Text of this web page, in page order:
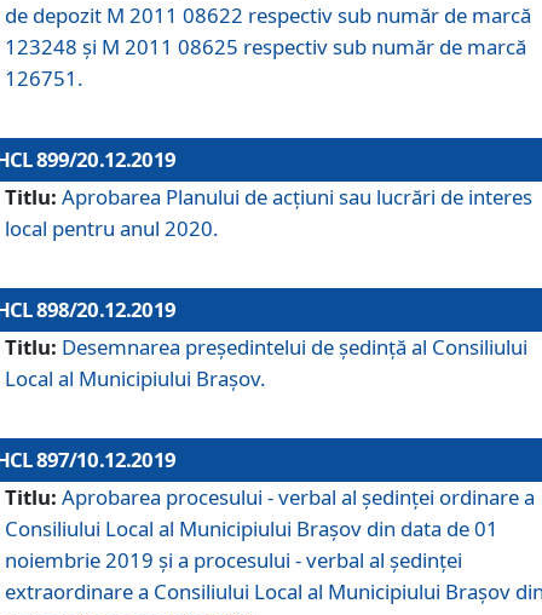
de depozit M 2011 08622 respectiv sub număr de marcă
123248 și M 2011 08625 respectiv sub număr de marcă
126751.
899/20.12.2019
Titlu: Aprobarea Planului de acţiuni sau lucrări de interes
local pentru anul 2020.
898/20.12.2019
Titlu: Desemnarea preşedintelui de şedinţă al Consiliului
Local al Municipiului Braşov.
897/10.12.2019
Titlu: Aprobarea procesului - verbal al şedinţei ordinare a
Consiliului Local al Municipiului Brașov din data de 01
noiembrie 2019 și a procesului - verbal al ședinței
extraordinare a Consiliului Local al Municipiului Brașov